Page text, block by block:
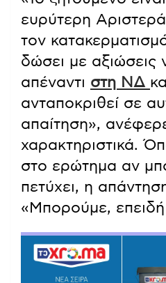
ευρύτερη
τον
δώσει με αξιώσεις
απέναντι στη ΝΔ
ανταποκριθεί σε
απαίτηση»,
χαρακτηριστικά.
στο ερώτημα αν
πετύχει, η
«Μπορούμε,